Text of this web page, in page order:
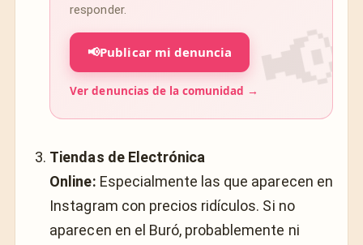
responder.
📢Publicar mi denuncia
Ver denuncias de la comunidad →
Tiendas de Electrónica
Online: Especialmente las que aparecen en
Instagram con precios ridículos. Si no
aparecen en el Buró, probablemente ni